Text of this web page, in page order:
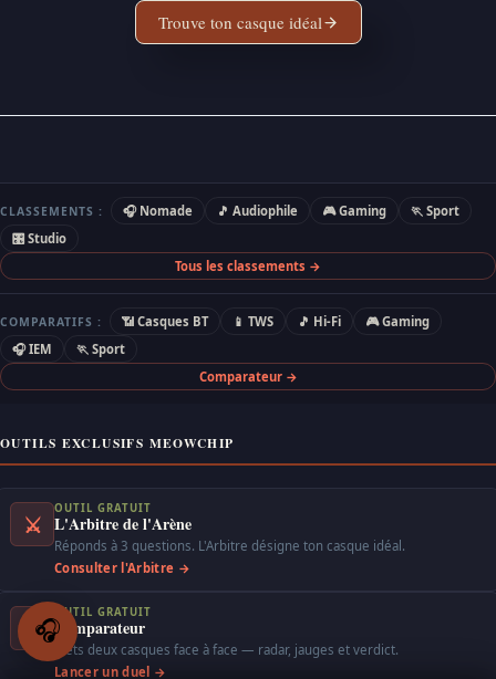
Trouve ton casque idéal
CLASSEMENTS : 🎧 Nomade 🎵 Audiophile 🎮 Gaming
🏃 Sport
🎛 Studio
Tous les classements →
COMPARATIFS : 📶 Casques BT 📱 TWS 🎵 Hi-Fi
🎮 Gaming
🎧 IEM
🏃 Sport
Comparateur →
OUTILS EXCLUSIFS MEOWCHIP
⚔
OUTIL GRATUIT
L'Arbitre de l'Arène
Réponds à 3 questions. L'Arbitre désigne ton casque idéal.
Consulter l'Arbitre →
VS
OUTIL GRATUIT
Comparateur
Mets deux casques face à face — radar, jauges et verdict.
Lancer un duel →
🎧